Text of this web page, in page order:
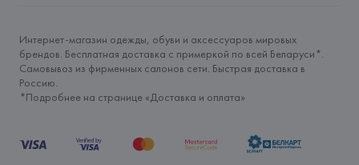
Интернет-магазин одежды, обуви и аксессуаров мировых
брендов. Бесплатная доставка с примеркой по всей Беларуси*.
Самовывоз из фирменных салонов сети. Быстрая доставка в
Россию.
*Подробнее на странице «Доставка и оплата»